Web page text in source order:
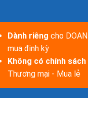
Dành riêng cho
mua định kỳ
Không có chính
Thương mại - Mua lẻ